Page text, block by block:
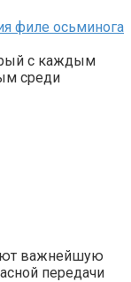
филе осьминога
с каждым
среди
важнейшую
передачи